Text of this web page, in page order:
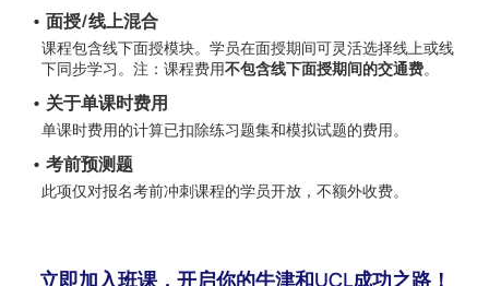
• 面授/线上混合
课程包含线下面授模块。学员在面授期间可灵活选择线上或线
下同步学习。注：课程费用不包含线下面授期间的交通费。
• 关于单课时费用
单课时费用的计算已扣除练习题集和模拟试题的费用。
• 考前预测题
此项仅对报名考前冲刺课程的学员开放，不额外收费。
立即加入班课，开启你的牛津和UCL成功之路！